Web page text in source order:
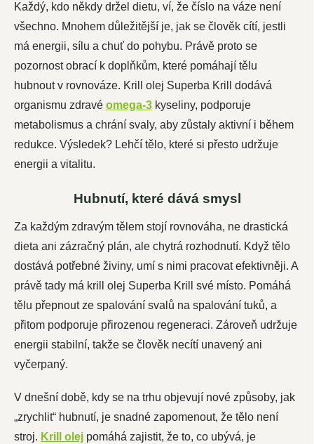
Každý, kdo někdy držel dietu, ví, že číslo na váze není
všechno. Mnohem důležitější je, jak se člověk cítí, jestli
má energii, sílu a chuť do pohybu. Právě proto se
pozornost obrací k doplňkům, které pomáhají tělu
hubnout v rovnováze. Krill olej Superba Krill dodává
organismu zdravé omega-3 kyseliny, podporuje
metabolismus a chrání svaly, aby zůstaly aktivní i během
redukce. Výsledek? Lehčí tělo, které si přesto udržuje
energii a vitalitu.
Hubnutí, které dává smysl
Za každým zdravým tělem stojí rovnováha, ne drastická
dieta ani zázračný plán, ale chytrá rozhodnutí. Když tělo
dostává potřebné živiny, umí s nimi pracovat efektivněji. A
právě tady má krill olej Superba Krill své místo. Pomáhá
tělu přepnout ze spalování svalů na spalování tuků, a
přitom podporuje přirozenou regeneraci. Zároveň udržuje
energii stabilní, takže se člověk necítí unavený ani
vyčerpaný.
V dnešní době, kdy se na trhu objevují nové způsoby, jak
„zrychlit“ hubnutí, je snadné zapomenout, že tělo není
stroj. Krill olej pomáhá zajistit, že to, co ubývá, je